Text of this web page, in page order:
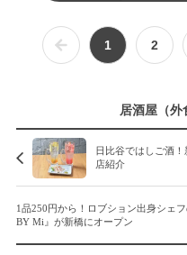
1 2
居酒屋（
日比谷ではしご酒
店紹介
1品250円から！ロブション出身シェ
BY Mi』が新橋にオープン